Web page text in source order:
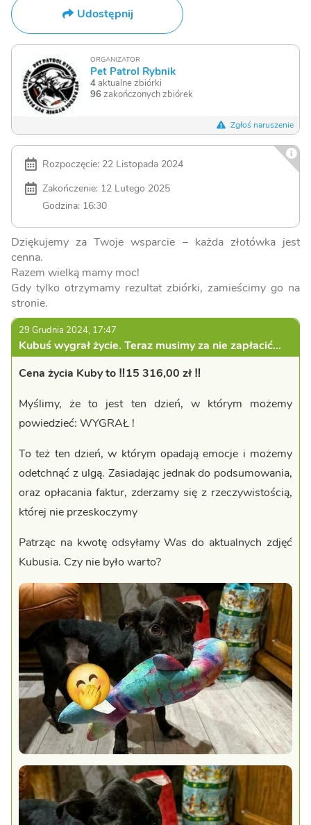
Udostępnij
ORGANIZATOR
Pet Patrol Rybnik
4aktualne zbiórki
96zakończonych zbiórek
Zgłoś naruszenie
Rozpoczęcie: 22 Listopada 2024
Zakończenie: 12 Lutego 2025
Godzina: 16:30
Dziękujemy za Twoje wsparcie – każda złotówka jest
cenna.
Razem wielką mamy moc!
Gdy tylko otrzymamy rezultat zbiórki, zamieścimy go na
stronie.
29 Grudnia 2024, 17:47
Kubuś wygrał życie. Teraz musimy za nie zapłacić…
Cena życia Kuby to ‼️15 316,00 zł ‼️
Myślimy, że to jest ten dzień, w którym możemy
powiedzieć: WYGRAŁ !
To też ten dzień, w którym opadają emocje i możemy
odetchnąć z ulgą. Zasiadając jednak do podsumowania,
oraz opłacania faktur, zderzamy się z rzeczywistością,
której nie przeskoczymy
Patrząc na kwotę odsyłamy Was do aktualnych zdjęć
Kubusia. Czy nie było warto?